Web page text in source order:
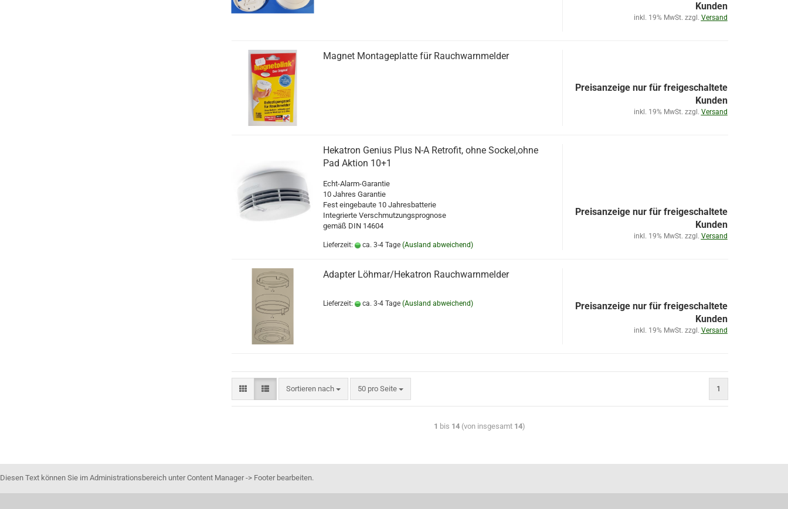
Kunden
inkl. 19% MwSt. zzgl. Versand
Magnet Montageplatte für Rauchwarnmelder
Preisanzeige nur für freigeschaltete
Kunden
inkl. 19% MwSt. zzgl. Versand
Hekatron Genius Plus N-A Retrofit, ohne Sockel,ohne
Pad Aktion 10+1
Echt-Alarm-Garantie
10 Jahres Garantie
Fest eingebaute 10 Jahresbatterie
Integrierte Verschmutzungsprognose
gemäß DIN 14604
Lieferzeit: ca. 3-4 Tage (Ausland abweichend)
Preisanzeige nur für freigeschaltete
Kunden
inkl. 19% MwSt. zzgl. Versand
Adapter Löhmar/Hekatron Rauchwarnmelder
Lieferzeit: ca. 3-4 Tage (Ausland abweichend)
Preisanzeige nur für freigeschaltete
Kunden
inkl. 19% MwSt. zzgl. Versand
Sortieren nach 50 pro Seite 1
1 bis 14 (von insgesamt 14)
Diesen Text können Sie im Administrationsbereich unter Content Manager -> Footer bearbeiten.